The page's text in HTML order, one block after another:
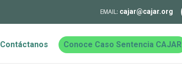
cajar@cajar.org
Contáctanos Conoce Caso Sentencia CAJAR